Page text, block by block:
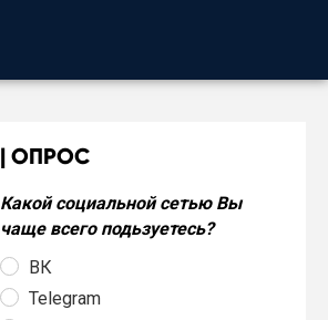
ОПРОС
Какой социальной сетью Вы
чаще всего подьзуетесь?
ВК
Telegram